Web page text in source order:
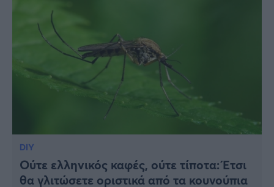
DIY
Ούτε ελληνικός καφές, ούτε τίποτα: Έτσι
θα γλιτώσετε οριστικά από τα κουνούπια